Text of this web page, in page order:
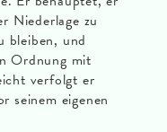
Niederlage zu
bleiben, und
Ordnung mit
verfolgt er
seinem eigenen